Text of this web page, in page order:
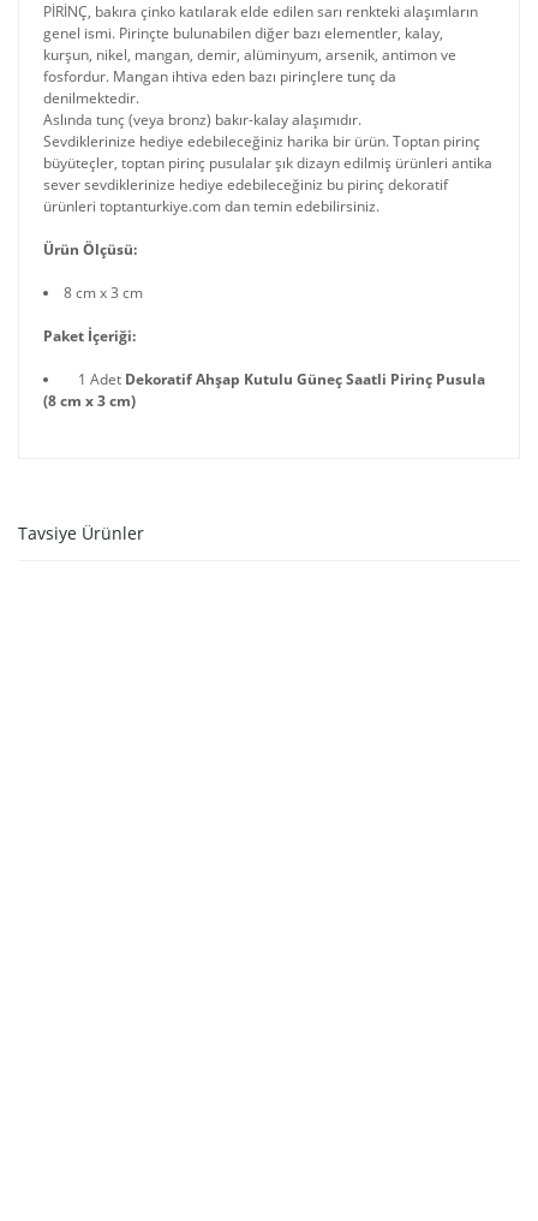
PİRİNÇ, bakıra çinko katılarak elde edilen sarı renkteki alaşımların
genel ismi. Pirinçte bulunabilen diğer bazı elementler, kalay,
kurşun, nikel, mangan, demir, alüminyum, arsenik, antimon ve
fosfordur. Mangan ihtiva eden bazı pirinçlere tunç da
denilmektedir.
Aslında tunç (veya bronz) bakır-kalay alaşımıdır.
Sevdiklerinize hediye edebileceğiniz harika bir ürün. Toptan pirinç
büyüteçler, toptan pirinç pusulalar şık dizayn edilmiş ürünleri antika
sever sevdiklerinize hediye edebileceğiniz bu pirinç dekoratif
ürünleri toptanturkiye.com dan temin edebilirsiniz.
Ürün Ölçüsü:
8 cm x 3 cm
Paket İçeriği:
1 Adet Dekoratif Ahşap Kutulu Güneç Saatli Pirinç Pusula
(8 cm x 3 cm)
Tavsiye Ürünler